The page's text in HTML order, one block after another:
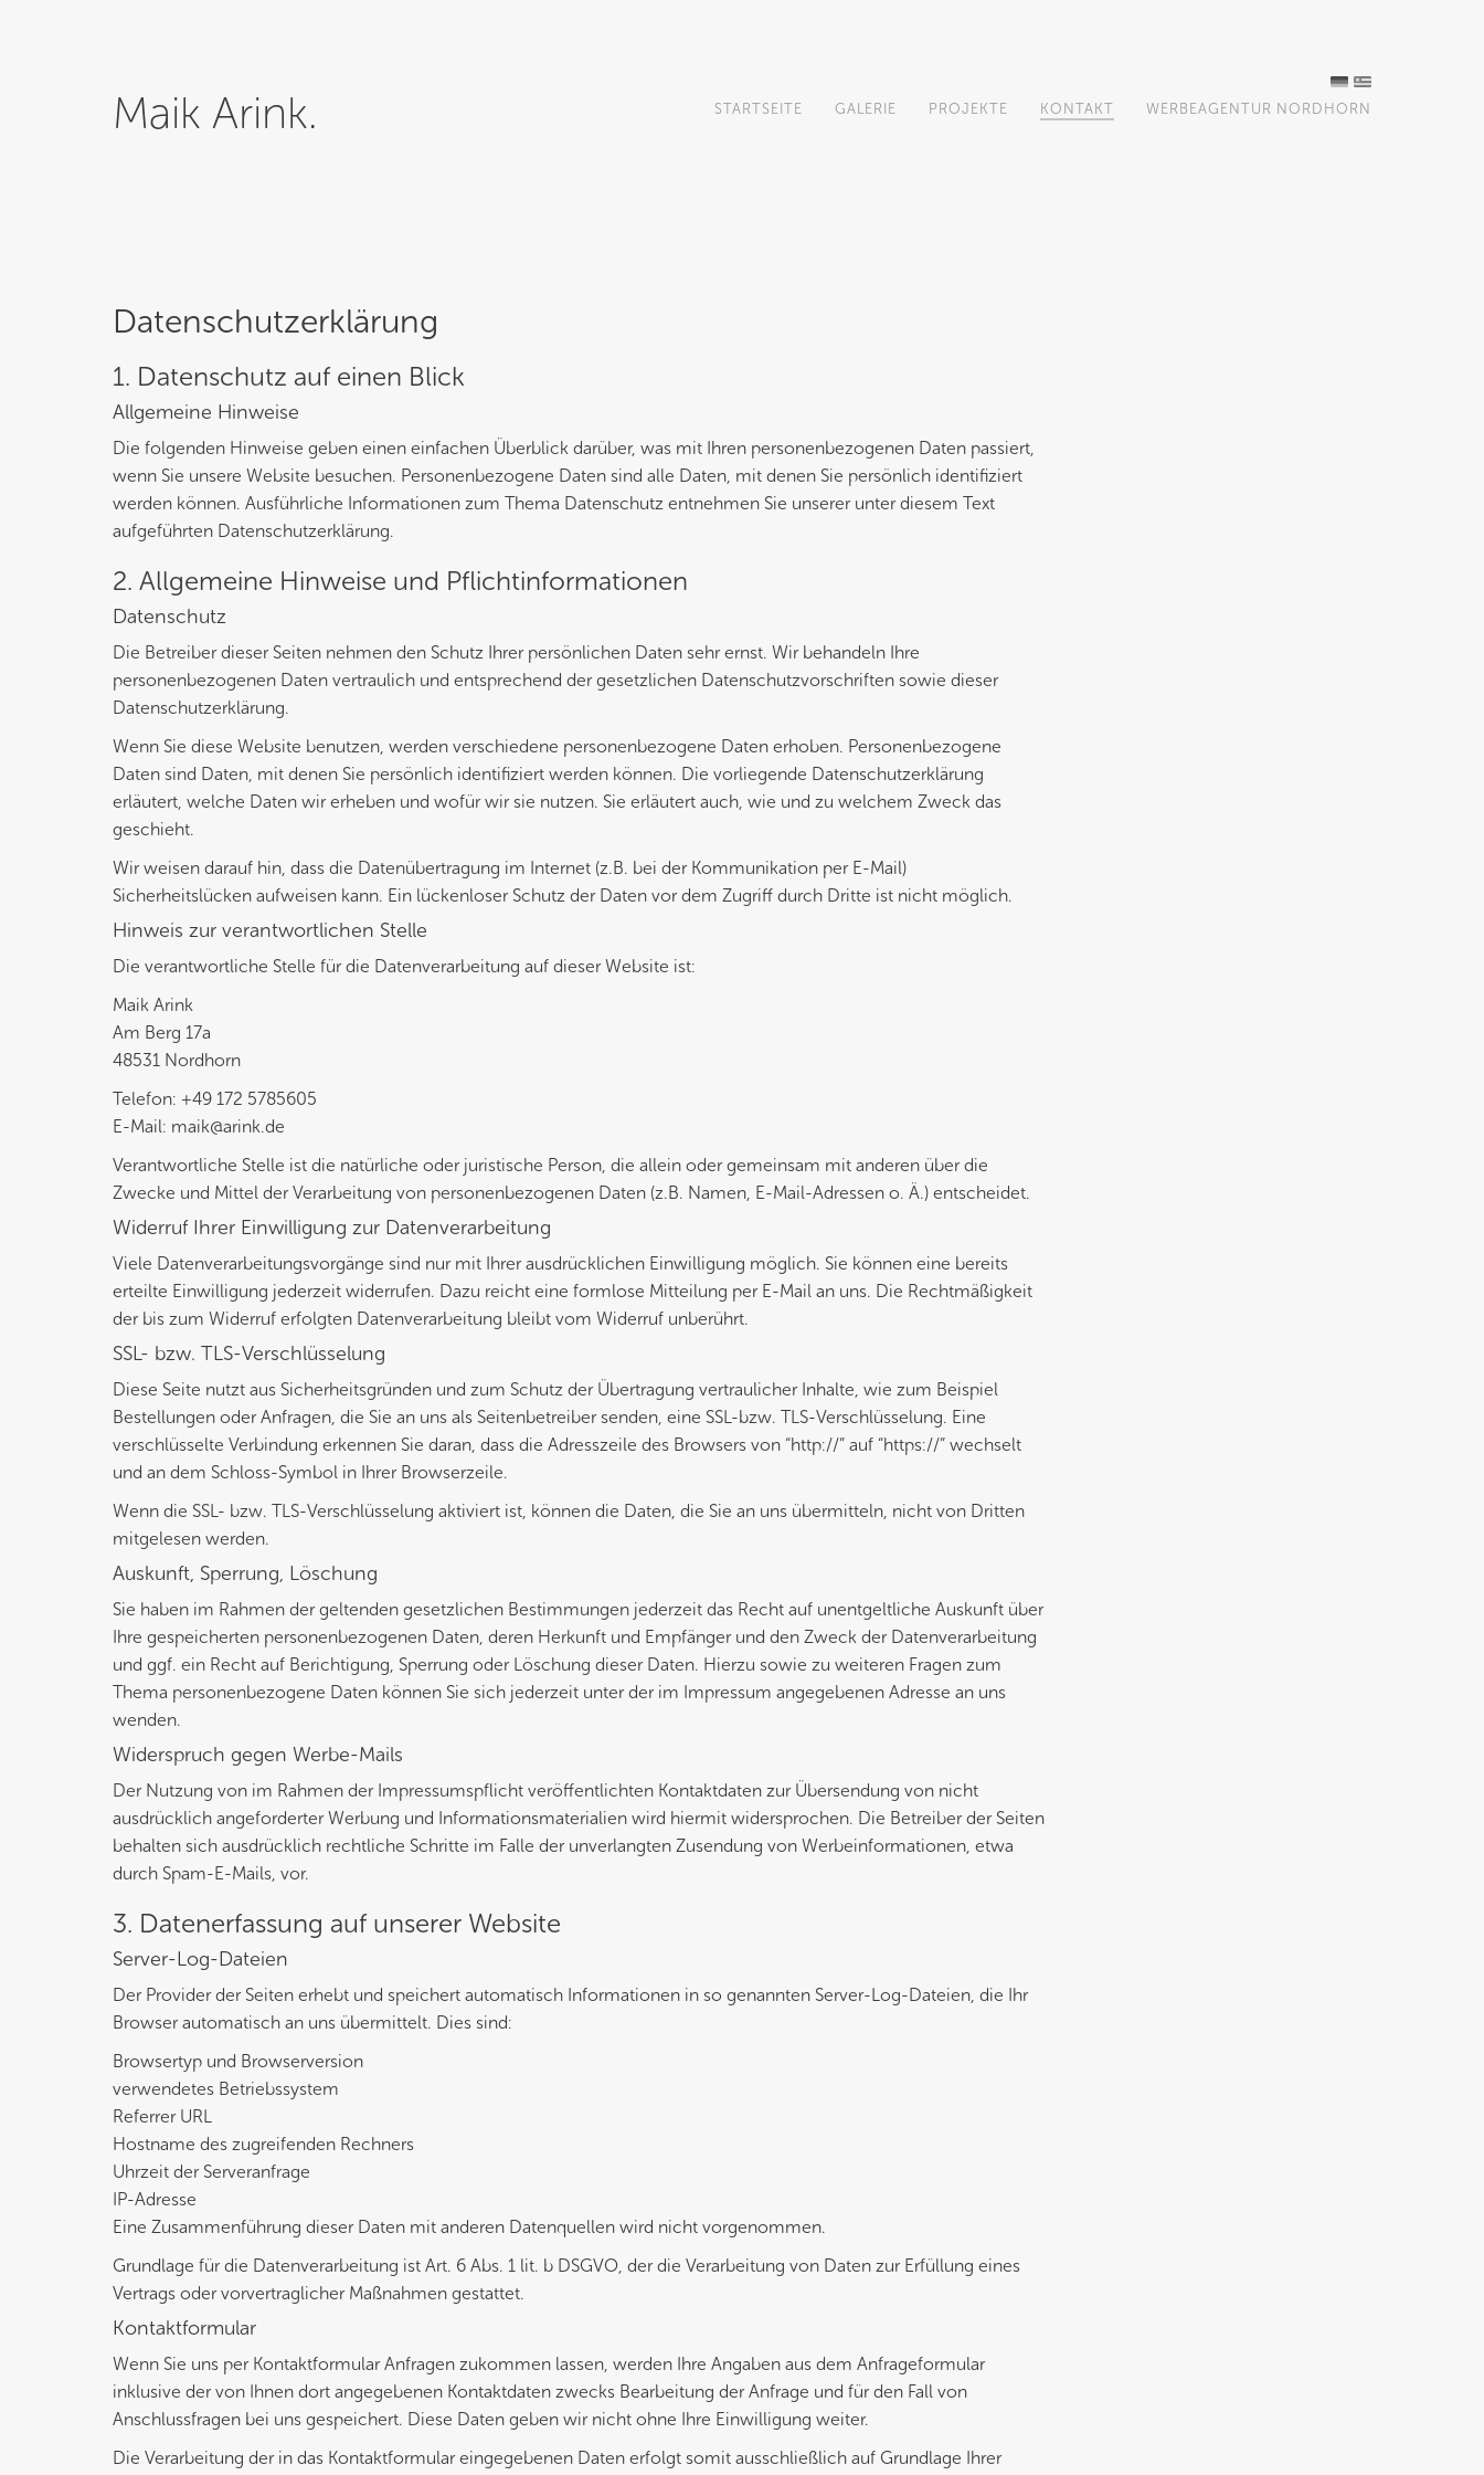
Maik Arink. STARTSEITE GALERIE PROJEKTE KONTAKT WERBEAGENTUR NORDHORN
Datenschutzerklärung
1. Datenschutz auf einen Blick
Allgemeine Hinweise
Die folgenden Hinweise geben einen einfachen Überblick darüber, was mit Ihren personenbezogenen Daten passiert,
wenn Sie unsere Website besuchen. Personenbezogene Daten sind alle Daten, mit denen Sie persönlich identifiziert
werden können. Ausführliche Informationen zum Thema Datenschutz entnehmen Sie unserer unter diesem Text
aufgeführten Datenschutzerklärung.
2. Allgemeine Hinweise und Pflichtinformationen
Datenschutz
Die Betreiber dieser Seiten nehmen den Schutz Ihrer persönlichen Daten sehr ernst. Wir behandeln Ihre
personenbezogenen Daten vertraulich und entsprechend der gesetzlichen Datenschutzvorschriften sowie dieser
Datenschutzerklärung.
Wenn Sie diese Website benutzen, werden verschiedene personenbezogene Daten erhoben. Personenbezogene
Daten sind Daten, mit denen Sie persönlich identifiziert werden können. Die vorliegende Datenschutzerklärung
erläutert, welche Daten wir erheben und wofür wir sie nutzen. Sie erläutert auch, wie und zu welchem Zweck das
geschieht.
Wir weisen darauf hin, dass die Datenübertragung im Internet (z.B. bei der Kommunikation per E-Mail)
Sicherheitslücken aufweisen kann. Ein lückenloser Schutz der Daten vor dem Zugriff durch Dritte ist nicht möglich.
Hinweis zur verantwortlichen Stelle
Die verantwortliche Stelle für die Datenverarbeitung auf dieser Website ist:
Maik Arink
Am Berg 17a
48531 Nordhorn
Telefon: +49 172 5785605
E-Mail: maik@arink.de
Verantwortliche Stelle ist die natürliche oder juristische Person, die allein oder gemeinsam mit anderen über die
Zwecke und Mittel der Verarbeitung von personenbezogenen Daten (z.B. Namen, E-Mail-Adressen o. Ä.) entscheidet.
Widerruf Ihrer Einwilligung zur Datenverarbeitung
Viele Datenverarbeitungsvorgänge sind nur mit Ihrer ausdrücklichen Einwilligung möglich. Sie können eine bereits
erteilte Einwilligung jederzeit widerrufen. Dazu reicht eine formlose Mitteilung per E-Mail an uns. Die Rechtmäßigkeit
der bis zum Widerruf erfolgten Datenverarbeitung bleibt vom Widerruf unberührt.
SSL- bzw. TLS-Verschlüsselung
Diese Seite nutzt aus Sicherheitsgründen und zum Schutz der Übertragung vertraulicher Inhalte, wie zum Beispiel
Bestellungen oder Anfragen, die Sie an uns als Seitenbetreiber senden, eine SSL-bzw. TLS-Verschlüsselung. Eine
verschlüsselte Verbindung erkennen Sie daran, dass die Adresszeile des Browsers von “http://” auf “https://” wechselt
und an dem Schloss-Symbol in Ihrer Browserzeile.
Wenn die SSL- bzw. TLS-Verschlüsselung aktiviert ist, können die Daten, die Sie an uns übermitteln, nicht von Dritten
mitgelesen werden.
Auskunft, Sperrung, Löschung
Sie haben im Rahmen der geltenden gesetzlichen Bestimmungen jederzeit das Recht auf unentgeltliche Auskunft über
Ihre gespeicherten personenbezogenen Daten, deren Herkunft und Empfänger und den Zweck der Datenverarbeitung
und ggf. ein Recht auf Berichtigung, Sperrung oder Löschung dieser Daten. Hierzu sowie zu weiteren Fragen zum
Thema personenbezogene Daten können Sie sich jederzeit unter der im Impressum angegebenen Adresse an uns
wenden.
Widerspruch gegen Werbe-Mails
Der Nutzung von im Rahmen der Impressumspflicht veröffentlichten Kontaktdaten zur Übersendung von nicht
ausdrücklich angeforderter Werbung und Informationsmaterialien wird hiermit widersprochen. Die Betreiber der Seiten
behalten sich ausdrücklich rechtliche Schritte im Falle der unverlangten Zusendung von Werbeinformationen, etwa
durch Spam-E-Mails, vor.
3. Datenerfassung auf unserer Website
Server-Log-Dateien
Der Provider der Seiten erhebt und speichert automatisch Informationen in so genannten Server-Log-Dateien, die Ihr
Browser automatisch an uns übermittelt. Dies sind:
Browsertyp und Browserversion
verwendetes Betriebssystem
Referrer URL
Hostname des zugreifenden Rechners
Uhrzeit der Serveranfrage
IP-Adresse
Eine Zusammenführung dieser Daten mit anderen Datenquellen wird nicht vorgenommen.
Grundlage für die Datenverarbeitung ist Art. 6 Abs. 1 lit. b DSGVO, der die Verarbeitung von Daten zur Erfüllung eines
Vertrags oder vorvertraglicher Maßnahmen gestattet.
Kontaktformular
Wenn Sie uns per Kontaktformular Anfragen zukommen lassen, werden Ihre Angaben aus dem Anfrageformular
inklusive der von Ihnen dort angegebenen Kontaktdaten zwecks Bearbeitung der Anfrage und für den Fall von
Anschlussfragen bei uns gespeichert. Diese Daten geben wir nicht ohne Ihre Einwilligung weiter.
Die Verarbeitung der in das Kontaktformular eingegebenen Daten erfolgt somit ausschließlich auf Grundlage Ihrer